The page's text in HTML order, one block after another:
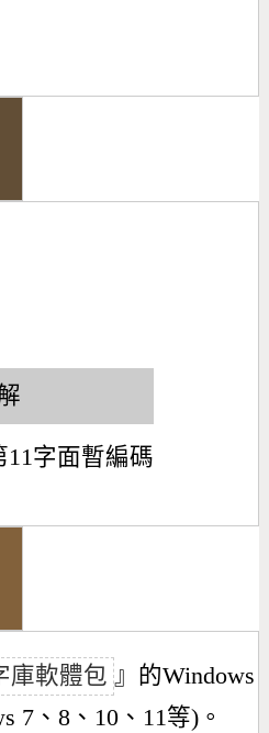
11字面暫編碼
庫軟體包 』的Windows
7、8、10、11等)。